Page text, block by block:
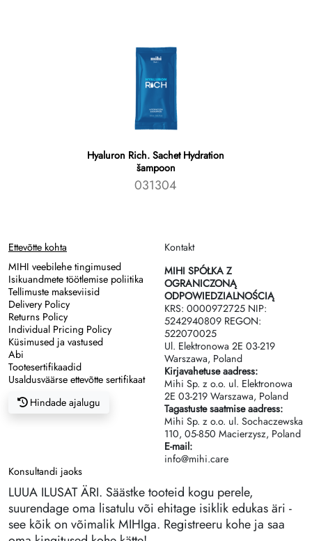
Hyaluron Rich. Sachet Hydration
šampoon
031304
Ettevõtte kohta
MIHI veebilehe tingimused
Isikuandmete töötlemise poliitika
Tellimuste makseviisid
Delivery Policy
Returns Policy
Individual Pricing Policy
Küsimused ja vastused
Abi
Tootesertifikaadid
Usaldusväärse ettevõtte sertifikaat
Hindade ajalugu
Kontakt
MIHI SPÓŁKA Z
OGRANICZONĄ
ODPOWIEDZIALNOŚCIĄ
KRS: 0000972725 NIP:
5242940809 REGON:
522070025
Ul. Elektronowa 2Е 03-219
Warszawa, Poland
Kirjavahetuse aadress:
Mihi Sp. z o.o. ul. Elektronowa
2Е 03-219 Warszawa, Poland
Tagastuste saatmise aadress:
Mihi Sp. z o.o. ul. Sochaczewska
110, 05-850 Macierzysz, Poland
E-mail:
info@mihi.care
Konsultandi jaoks
LUUA ILUSAT ÄRI. Säästke tooteid kogu perele,
suurendage oma lisatulu või ehitage isiklik edukas äri -
see kõik on võimalik MIHIga. Registreeru kohe ja saa